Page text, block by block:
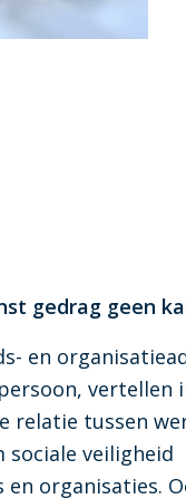
gedrag geen
en
vertellen
relatie tussen
sociale veiligheid
organisaties.